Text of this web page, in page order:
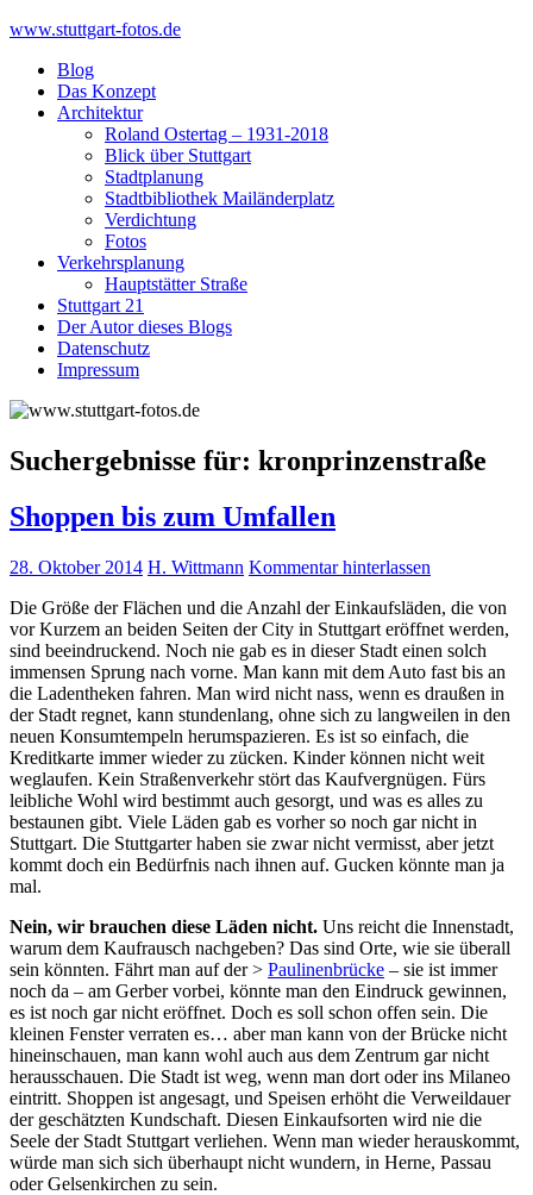
Skip
content
www.stuttgart-fotos.de
Blog
Das Konzept
Architektur
Roland Ostertag – 1931-2018
Blick über Stuttgart
Stadtplanung
Stadtbibliothek Mailänderplatz
Verdichtung
Fotos
Verkehrsplanung
Hauptstätter Straße
Stuttgart 21
Der Autor dieses Blogs
Datenschutz
Impressum
Suchergebnisse für: kronprinzenstraße
Shoppen bis zum Umfallen
28. Oktober 2014 H. Wittmann Kommentar hinterlassen
Die Größe der Flächen und die Anzahl der Einkaufsläden, die von
vor Kurzem an beiden Seiten der City in Stuttgart eröffnet werden,
sind beeindruckend. Noch nie gab es in dieser Stadt einen solch
immensen Sprung nach vorne. Man kann mit dem Auto fast bis an
die Ladentheken fahren. Man wird nicht nass, wenn es draußen in
der Stadt regnet, kann stundenlang, ohne sich zu langweilen in den
neuen Konsumtempeln herumspazieren. Es ist so einfach, die
Kreditkarte immer wieder zu zücken. Kinder können nicht weit
weglaufen. Kein Straßenverkehr stört das Kaufvergnügen. Fürs
leibliche Wohl wird bestimmt auch gesorgt, und was es alles zu
bestaunen gibt. Viele Läden gab es vorher so noch gar nicht in
Stuttgart. Die Stuttgarter haben sie zwar nicht vermisst, aber jetzt
kommt doch ein Bedürfnis nach ihnen auf. Gucken könnte man ja
mal.
Nein, wir brauchen diese Läden nicht. Uns reicht die Innenstadt,
warum dem Kaufrausch nachgeben? Das sind Orte, wie sie überall
sein könnten. Fährt man auf der > Paulinenbrücke – sie ist immer
noch da – am Gerber vorbei, könnte man den Eindruck gewinnen,
es ist noch gar nicht eröffnet. Doch es soll schon offen sein. Die
kleinen Fenster verraten es… aber man kann von der Brücke nicht
hineinschauen, man kann wohl auch aus dem Zentrum gar nicht
herausschauen. Die Stadt ist weg, wenn man dort oder ins Milaneo
eintritt. Shoppen ist angesagt, und Speisen erhöht die Verweildauer
der geschätzten Kundschaft. Diesen Einkaufsorten wird nie die
Seele der Stadt Stuttgart verliehen. Wenn man wieder herauskommt,
würde man sich sich überhaupt nicht wundern, in Herne, Passau
oder Gelsenkirchen zu sein.